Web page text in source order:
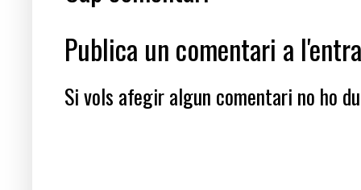
Publica un comentari a
Si vols afegir algun comentari no ho